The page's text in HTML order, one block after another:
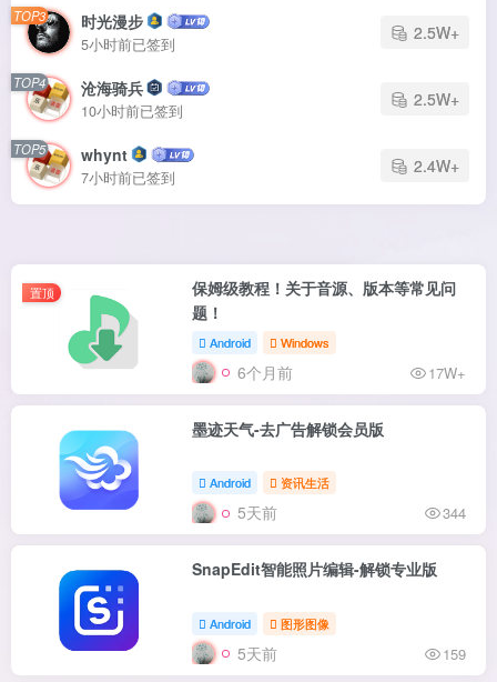
TOP3 时光漫步
5小时前已签到
2.5W+
TOP4 沧海骑兵
10小时前已签到
2.5W+
TOP5 whynt
7小时前已签到
2.4W+
置顶
保姆级教程！关于音源、版本等常见问
题！
Android Windows
6个月前 17W+
墨迹天气-去广告解锁会员版
Android 资讯生活
5天前 344
SnapEdit智能照片编辑-解锁专业版
Android 图形图像
5天前 159